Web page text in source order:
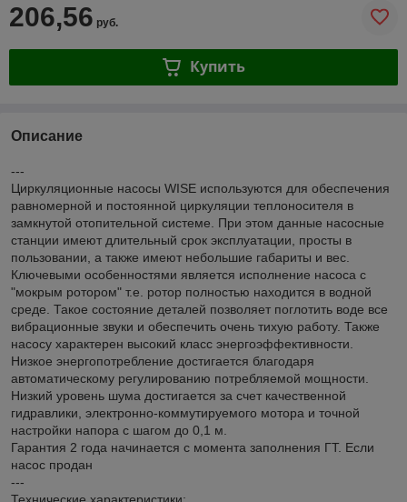
206,56 руб.
Купить
Описание
---
Циркуляционные насосы WISE используются для обеспечения
равномерной и постоянной циркуляции теплоносителя в
замкнутой отопительной системе. При этом данные насосные
станции имеют длительный срок эксплуатации, просты в
пользовании, а также имеют небольшие габариты и вес.
Ключевыми особенностями является исполнение насоса с
"мокрым ротором" т.е. ротор полностью находится в водной
среде. Такое состояние деталей позволяет поглотить воде все
вибрационные звуки и обеспечить очень тихую работу. Также
насосу характерен высокий класс энергоэффективности.
Низкое энергопотребление достигается благодаря
автоматическому регулированию потребляемой мощности.
Низкий уровень шума достигается за счет качественной
гидравлики, электронно-коммутируемого мотора и точной
настройки напора с шагом до 0,1 м.
Гарантия 2 года начинается с момента заполнения ГТ. Если
насос продан
---
Технические характеристики: